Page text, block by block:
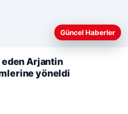
daha iyi anlayabilmek,
Güncel Haberler
Arjantin
yöneldi